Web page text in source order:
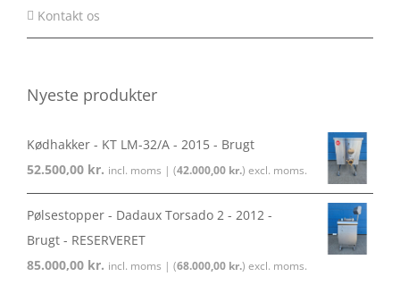
Kontakt os
Nyeste produkter
Kødhakker - KT LM-32/A - 2015 - Brugt
52.500,00 kr. incl. moms | (42.000,00 kr.) excl. moms.
Pølsestopper - Dadaux Torsado 2 - 2012 -
Brugt - RESERVERET
85.000,00 kr. incl. moms | (68.000,00 kr.) excl. moms.